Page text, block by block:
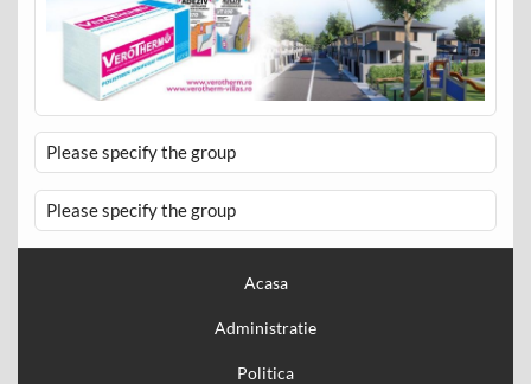
Please specify the group
Please specify the group
Acasa
Administratie
Politica